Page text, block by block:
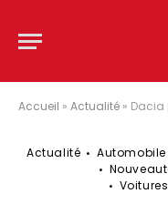
Accueil » Actualité » Dacia
Actualité Automobile